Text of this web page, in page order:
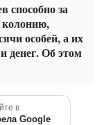
способно за
колонию,
особей, а их
денег. Об этом
в
Google